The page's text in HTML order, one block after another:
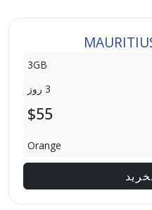
3GB
3 روز
$55
Orange